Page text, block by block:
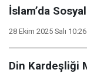
İslam’da
28 Ekim 2025 Salı 10:26
Din Kardeşliği